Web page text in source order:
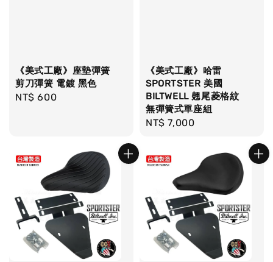
《美式工廠》座墊彈簧
剪刀彈簧 電鍍 黑色
Regular
NT$ 600
《美式工廠》哈雷
SPORTSTER 美國
BILTWELL 翹尾菱格紋
無彈簧式單座組
Regular
NT$ 7,000